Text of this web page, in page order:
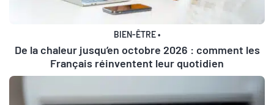
BIEN-ÊTRE•
De la chaleur jusqu’en octobre 2026 : comment les
Français réinventent leur quotidien